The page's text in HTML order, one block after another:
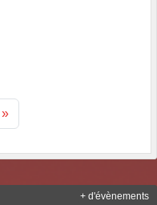
»
+ d'évènements